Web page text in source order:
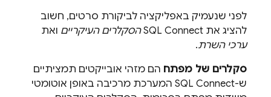
לפני שנעמיק באפליקציה לביקורת סרטים, חשוב
להציג את SQL Connect הסקלרים העיקריים ואת
ערכי השרת.
סקלרים של מפתח הם מזהי אובייקטים תמציתיים
ש-SQL Connect המערכת מרכיבה באופן אוטומטי